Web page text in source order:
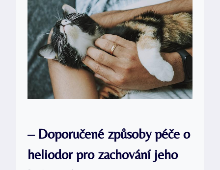
– Doporučené způsoby péče o
heliodor pro zachování jeho